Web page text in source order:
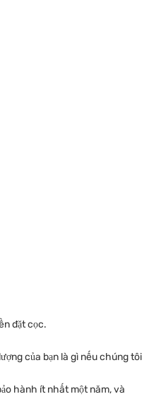
đặt cọc.
của bạn là gì nếu chúng tôi
hành ít nhất một năm, và